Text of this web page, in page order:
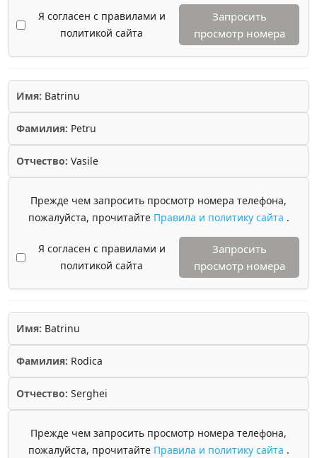
Я согласен с правилами и
политикой сайта
Запросить
просмотр номера
Имя: Batrinu
Фамилия: Petru
Отчество: Vasile
Прежде чем запросить просмотр номера телефона,
пожалуйста, прочитайте Правила и политику сайта .
Я согласен с правилами и
политикой сайта
Запросить
просмотр номера
Имя: Batrinu
Фамилия: Rodica
Отчество: Serghei
Прежде чем запросить просмотр номера телефона,
пожалуйста, прочитайте Правила и политику сайта .